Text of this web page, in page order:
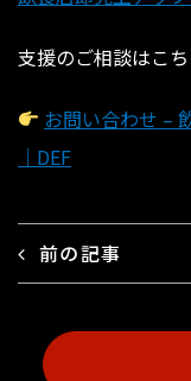
支援のご相談はこ
お問い合わせ –
｜DEF
前の記事